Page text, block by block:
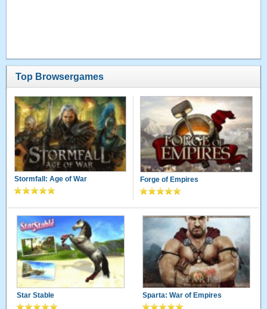
Top Browsergames
Stormfall: Age of War Forge of Empires
Star Stable Sparta: War of Empires